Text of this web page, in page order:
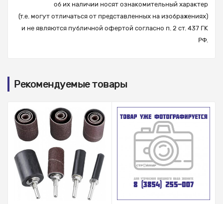
об их наличии носят ознакомительный характер
(т.е. могут отличаться от представленных на изображениях)
и не являются публичной офертой согласно п. 2 ст. 437 ГК
РФ.
Рекомендуемые товары